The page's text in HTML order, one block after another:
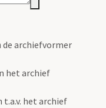
de archiefvormer
het archief
t.a.v. het archief